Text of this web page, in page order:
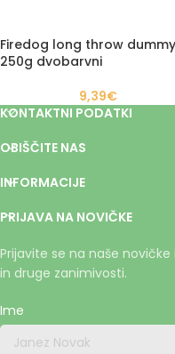
Firedog long throw dummy
250g dvobarvni
9,39€
KONTAKTNI PODATKI
OBIŠČITE NAS
INFORMACIJE
PRIJAVA NA NOVIČKE
Prijavite se na naše
in druge zanimivosti.
Ime